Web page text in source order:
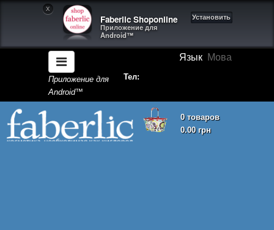
X
Faberlic Shoponline
Приложение для
Android™
Установить
Язык Мова
Приложение для
Android™
Тел:
0 товаров
0.00 грн
Корзина покупок пуста!